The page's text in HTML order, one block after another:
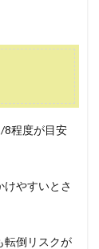
8程度が目安
やすいとさ
転倒リスクが